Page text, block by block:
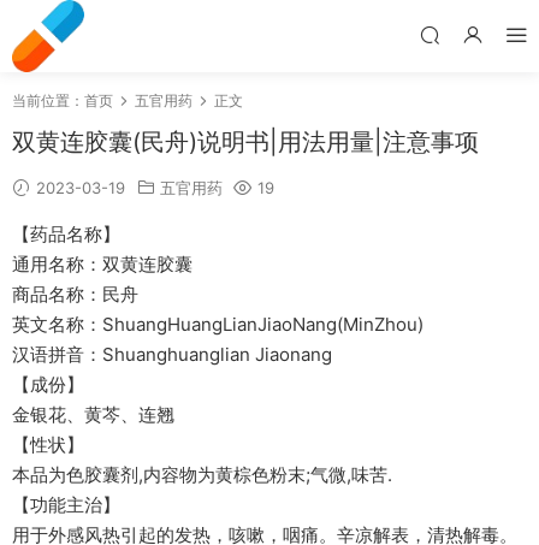
当前位置： 首页 五官用药 正文
双黄连胶囊(民舟)说明书|用法用量|注意事项
2023-03-19 五官用药 19
【药品名称】
通用名称：双黄连胶囊
商品名称：民舟
英文名称：ShuangHuangLianJiaoNang(MinZhou)
汉语拼音：Shuanghuanglian Jiaonang
【成份】
金银花、黄芩、连翘
【性状】
本品为色胶囊剂,内容物为黄棕色粉末;气微,味苦.
【功能主治】
用于外感风热引起的发热，咳嗽，咽痛。辛凉解表，清热解毒。